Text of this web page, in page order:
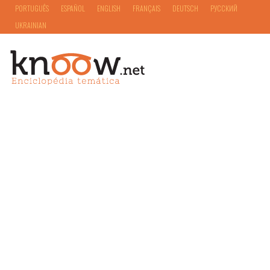
PORTUGUÊS ESPAÑOL ENGLISH FRANÇAIS DEUTSCH
РУССКИЙ
UKRAINIAN